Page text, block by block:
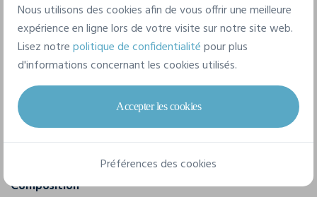
Caractéristiques
Marque
Stormtech
Référence
Composition
Nous utilisons des cookies afin de vous offrir une meilleure
expérience en ligne lors de votre visite sur notre site web.
Lisez notrepolitique de confidentialitépour plus
d'informations concernant les cookies utilisés.
Accepter les cookies
Préférences des cookies